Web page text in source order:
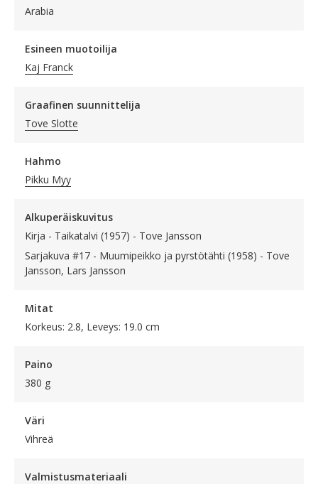
Arabia
Esineen muotoilija
Kaj Franck
Graafinen suunnittelija
Tove Slotte
Hahmo
Pikku Myy
Alkuperäiskuvitus
Kirja - Taikatalvi (1957) - Tove Jansson
Sarjakuva #17 - Muumipeikko ja pyrstötähti (1958) - Tove
Jansson, Lars Jansson
Mitat
Korkeus: 2.8, Leveys: 19.0 cm
Paino
380 g
Väri
Vihreä
Valmistusmateriaali